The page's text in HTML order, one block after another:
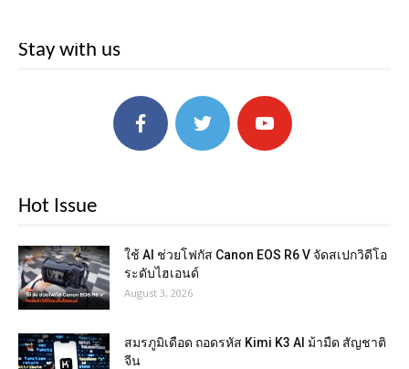
Stay with us
Hot Issue
ใช้ AI ช่วยโฟกัส Canon EOS R6 V จัดสเปกวิดีโอ
ระดับไฮเอนด์
August 3, 2026
สมรภูมิเดือด ถอดรหัส Kimi K3 AI ม้ามืด สัญชาติ
จีน